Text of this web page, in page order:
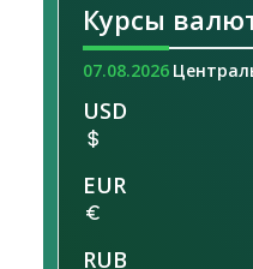
Курсы
07.08.2026
USD
EUR
RUB